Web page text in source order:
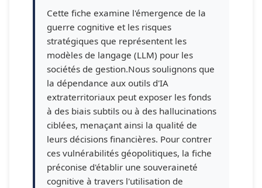
Cette fiche examine l'émergence de la
guerre cognitive et les risques
stratégiques que représentent les
modèles de langage (LLM) pour les
sociétés de gestion.Nous soulignons que
la dépendance aux outils d'IA
extraterritoriaux peut exposer les fonds
à des biais subtils ou à des hallucinations
ciblées, menaçant ainsi la qualité de
leurs décisions financières. Pour contrer
ces vulnérabilités géopolitiques, la fiche
préconise d'établir une souveraineté
cognitive à travers l'utilisation de